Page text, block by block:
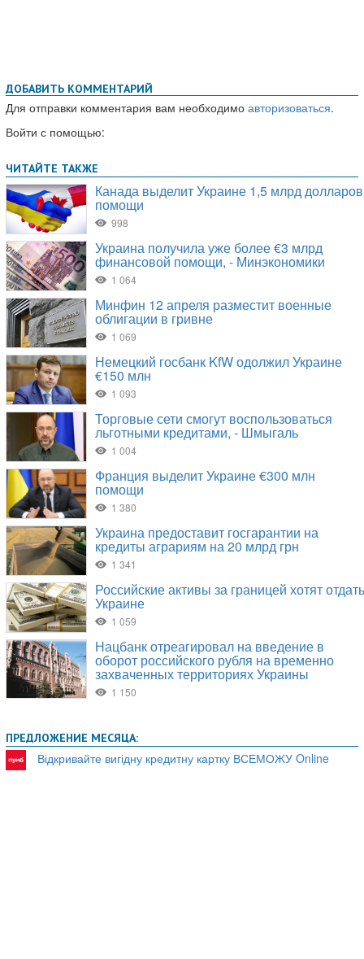
ДОБАВИТЬ КОММЕНТАРИЙ
Для отправки комментария вам необходимо авторизоваться.
Войти с помощью:
ПРЕДЛОЖЕНИЕ МЕСЯЦА:
Відкривайте вигідну кредитну картку ВСЕМОЖУ Online